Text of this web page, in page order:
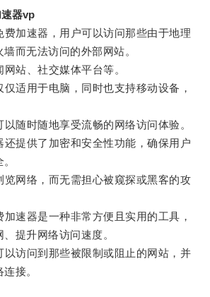
器vp
加速器，用户可以访问那些由于地理
而无法访问的外部网站。
站、社交媒体平台等。
用于电脑，同时也支持移动设备，
时随地享受流畅的网络访问体验。
提供了加密和安全性功能，确保用户
网络，而无需担心被窥探或黑客的攻
器是一种非常方便且实用的工具，
提升网络访问速度。
访问到那些被限制或阻止的网站，并
接。